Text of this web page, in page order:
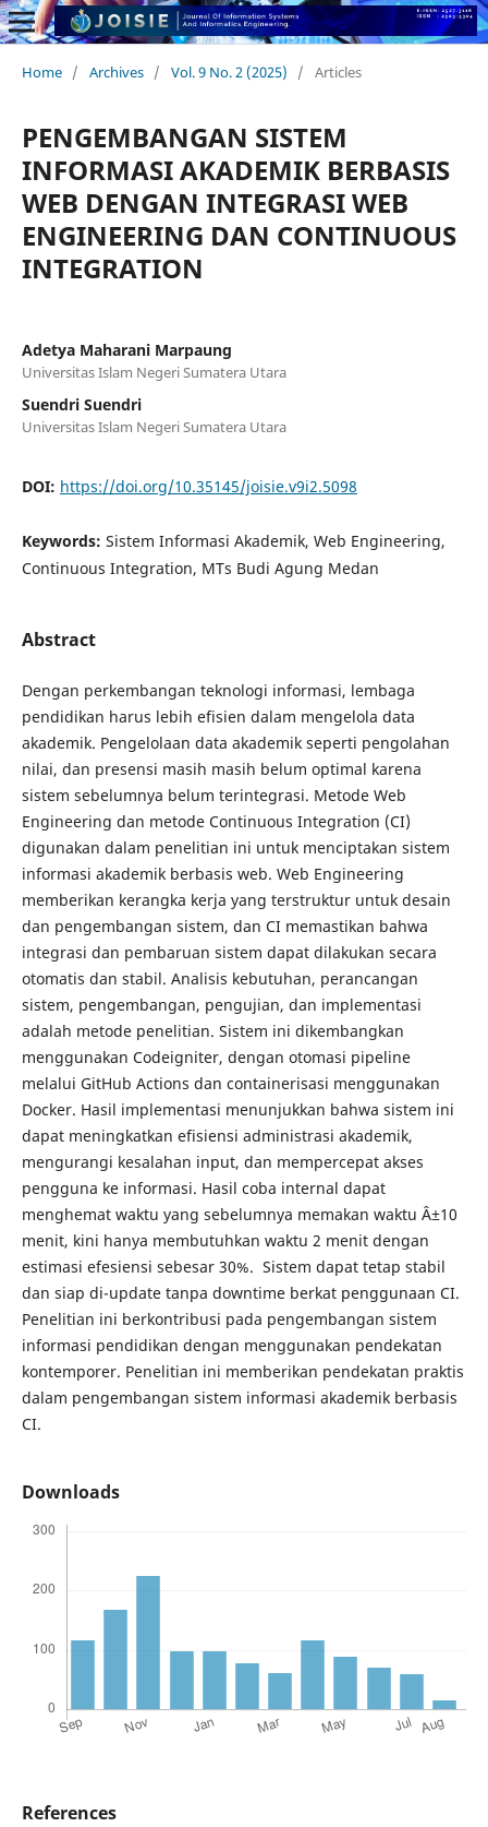
Home / Archives / Vol. 9 No. 2 (2025) / Articles
PENGEMBANGAN SISTEM
INFORMASI AKADEMIK BERBASIS
WEB DENGAN INTEGRASI WEB
ENGINEERING DAN CONTINUOUS
INTEGRATION
Adetya Maharani Marpaung
Universitas Islam Negeri Sumatera Utara
Suendri Suendri
Universitas Islam Negeri Sumatera Utara
DOI: https://doi.org/10.35145/joisie.v9i2.5098
Keywords: Sistem Informasi Akademik, Web Engineering,
Continuous Integration, MTs Budi Agung Medan
Abstract
Dengan perkembangan teknologi informasi, lembaga
pendidikan harus lebih efisien dalam mengelola data
akademik. Pengelolaan data akademik seperti pengolahan
nilai, dan presensi masih masih belum optimal karena
sistem sebelumnya belum terintegrasi. Metode Web
Engineering dan metode Continuous Integration (CI)
digunakan dalam penelitian ini untuk menciptakan sistem
informasi akademik berbasis web. Web Engineering
memberikan kerangka kerja yang terstruktur untuk desain
dan pengembangan sistem, dan CI memastikan bahwa
integrasi dan pembaruan sistem dapat dilakukan secara
otomatis dan stabil. Analisis kebutuhan, perancangan
sistem, pengembangan, pengujian, dan implementasi
adalah metode penelitian. Sistem ini dikembangkan
menggunakan Codeigniter, dengan otomasi pipeline
melalui GitHub Actions dan containerisasi menggunakan
Docker. Hasil implementasi menunjukkan bahwa sistem ini
dapat meningkatkan efisiensi administrasi akademik,
mengurangi kesalahan input, dan mempercepat akses
pengguna ke informasi. Hasil coba internal dapat
menghemat waktu yang sebelumnya memakan waktu Â±10
menit, kini hanya membutuhkan waktu 2 menit dengan
estimasi efesiensi sebesar 30%. Sistem dapat tetap stabil
dan siap di-update tanpa downtime berkat penggunaan CI.
Penelitian ini berkontribusi pada pengembangan sistem
informasi pendidikan dengan menggunakan pendekatan
kontemporer. Penelitian ini memberikan pendekatan praktis
dalam pengembangan sistem informasi akademik berbasis
CI.
Downloads
References